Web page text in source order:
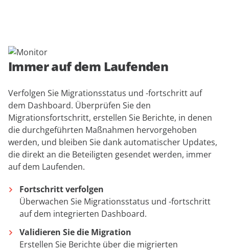
Immer auf dem Laufenden
Verfolgen Sie Migrationsstatus und -fortschritt auf
dem Dashboard. Überprüfen Sie den
Migrationsfortschritt, erstellen Sie Berichte, in denen
die durchgeführten Maßnahmen hervorgehoben
werden, und bleiben Sie dank automatischer Updates,
die direkt an die Beteiligten gesendet werden, immer
auf dem Laufenden.
Fortschritt verfolgen
Überwachen Sie Migrationsstatus und -fortschritt
auf dem integrierten Dashboard.
Validieren Sie die Migration
Erstellen Sie Berichte über die migrierten